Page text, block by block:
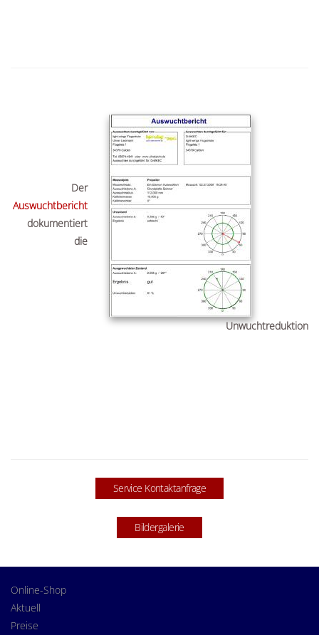
Der
Auswuchtbericht
dokumentiert
die
Unwuchtreduktion
Service Kontaktanfrage
Bildergalerie
Online-Shop
Aktuell
Preise